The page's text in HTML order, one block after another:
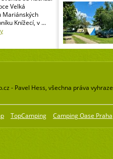
Velká
Mariánských
Knížecí, v ...
- Pavel Hess, všechna práva
TopCamping Camping Oase Praha